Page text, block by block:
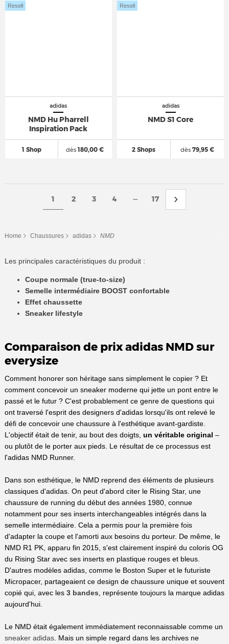
adidas
NMD Hu Pharrell
Inspiration Pack
1 Shop
Resell
dès180,00 €
adidas
NMD S1 Core
2 Shops
Resell
dès79,95 €
1 2 3 4 ... 17
Home Chaussures adidas NMD
Les principales caractéristiques du produit :
Coupe normale (true-to-size)
Semelle intermédiaire BOOST confortable
Effet chaussette
Sneaker lifestyle
Comparaison de prix adidas NMD sur
everysize
Comment honorer son héritage sans simplement le copier ? Et
comment concevoir un sneaker moderne qui jette un pont entre le
passé et le futur ? C'est probablement ce genre de questions qui
ont traversé l'esprit des designers d'adidas lorsqu'ils ont relevé le
défi de concevoir une chaussure à l'esthétique avant-gardiste.
L'objectif était de tenir, au bout des doigts, un véritable original –
ou plutôt de le porter aux pieds. Le résultat de ce processus est
l'adidas NMD Runner.
Dans son esthétique, le NMD reprend des éléments de plusieurs
classiques d'adidas. On peut d'abord citer le Rising Star, une
chaussure de running du début des années 1980, connue
notamment pour ses inserts interchangeables intégrés dans la
semelle intermédiaire. Cela a permis pour la première fois
d'adapter la coupe et l'amorti aux besoins du porteur. De même, le
NMD R1 PK, apparu fin 2015, s'est clairement inspiré du coloris OG
du Rising Star avec ses inserts en plastique rouges et bleus.
D'autres modèles adidas, comme le Boston Super et le futuriste
Micropacer, partageaient ce design de chaussure unique et souvent
copié qui, avec les 3 bandes , représente toujours la marque adidas
aujourd'hui.
Le NMD était également immédiatement reconnaissable comme un
sneaker adidas. Mais un simple regard dans les archives ne